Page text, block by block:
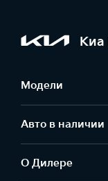
Киа
Модели
Авто в наличии
О Дилере